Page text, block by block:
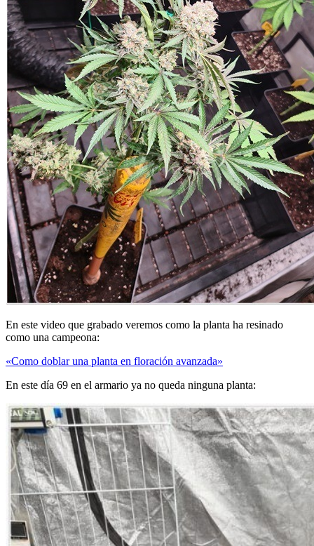
En este video que grabado veremos como la planta ha resinado
como una campeona:
«Como doblar una planta en floración avanzada»
En este día 69 en el armario ya no queda ninguna planta: